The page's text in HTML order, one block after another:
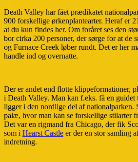
Death Valley har fået prædikatet
900 forskellige ørkenplantearter. Heraf er
at du kun findes her. Om foråret ses den
bor cirka 200 personer, der sørge for at de
og Furnace Creek løber rundt. Det er her
handle ind og overnatte.
Der er andet end flotte klippeformationer,
i Death Valley. Man kan f.eks. få en guidet
ligger i den nordlige del af nationalparken.
palæ, hvor man kan se forskellige stilarter
Det var en rigmand fra Chicago, der fik
som i Hearst Castle er der en stor samling
indretning.